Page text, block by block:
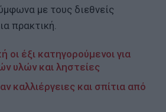
με τους διεθνείς
πρακτική.
έξι κατηγορούμενοι για
υλών και ληστείες
καλλιέργειες και σπίτια από